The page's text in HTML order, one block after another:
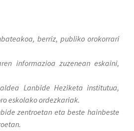
berriz, publiko orokorrari
informazioa zuzenean eskaini,
Lanbide Heziketa institutua,
eskolako ordezkariak.
zentroetan eta beste hainbeste